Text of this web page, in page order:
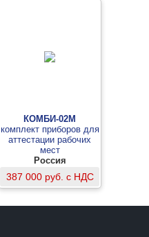
КОМБИ-02М
комплект приборов для
аттестации рабочих
мест
Россия
387 000 руб. с НДС